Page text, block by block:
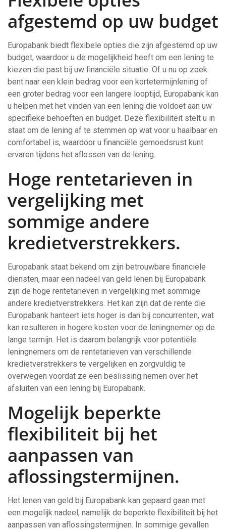
afgestemd op uw budget
Europabank biedt flexibele opties die zijn afgestemd op uw
budget, waardoor u de mogelijkheid heeft om een lening te
kiezen die past bij uw financiële situatie. Of u nu op zoek
bent naar een klein bedrag voor een kortetermijnlening of
een groter bedrag voor een langere looptijd, Europabank kan
u helpen met het vinden van een lening die voldoet aan uw
specifieke behoeften en budget. Deze flexibiliteit stelt u in
staat om de lening af te stemmen op wat voor u haalbaar en
comfortabel is, waardoor u financiële gemoedsrust kunt
ervaren tijdens het aflossen van de lening.
Hoge rentetarieven in
vergelijking met
sommige andere
kredietverstrekkers.
Europabank staat bekend om zijn betrouwbare financiële
diensten, maar een nadeel van geld lenen bij Europabank
zijn de hoge rentetarieven in vergelijking met sommige
andere kredietverstrekkers. Het kan zijn dat de rente die
Europabank hanteert iets hoger is dan bij concurrenten, wat
kan resulteren in hogere kosten voor de leningnemer op de
lange termijn. Het is daarom belangrijk voor potentiële
leningnemers om de rentetarieven van verschillende
kredietverstrekkers te vergelijken en zorgvuldig te
overwegen voordat ze een beslissing nemen over het
afsluiten van een lening bij Europabank.
Mogelijk beperkte
flexibiliteit bij het
aanpassen van
aflossingstermijnen.
Het lenen van geld bij Europabank kan gepaard gaan met
een mogelijk nadeel, namelijk de beperkte flexibiliteit bij het
aanpassen van aflossingstermijnen. In sommige gevallen